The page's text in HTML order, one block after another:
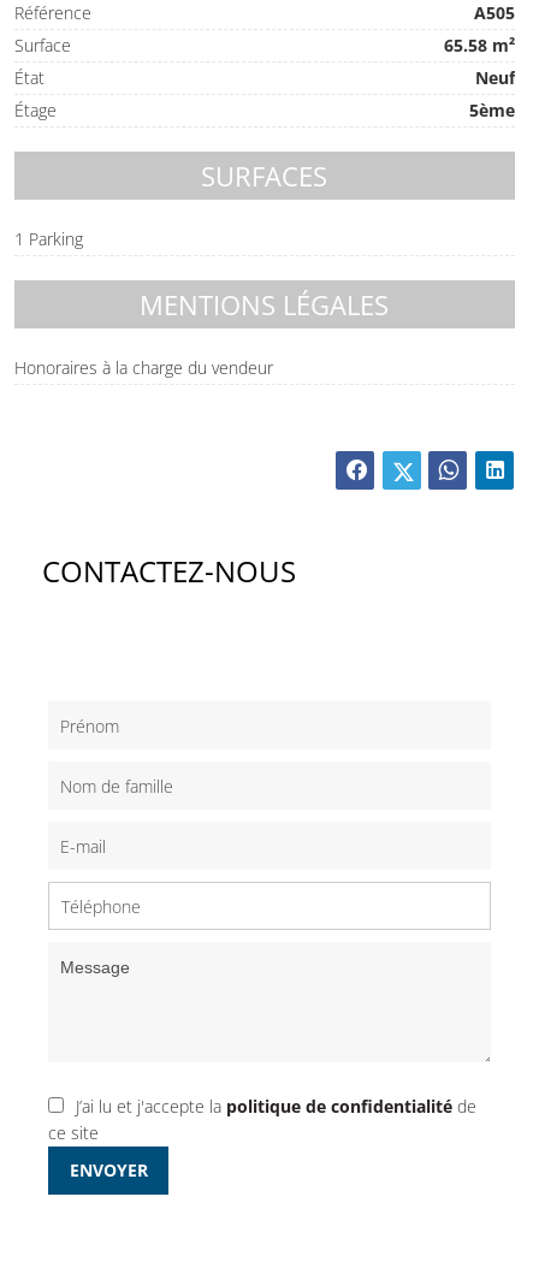
Référence
A505
Surface
65.58 m²
État
Neuf
Étage
5ème
SURFACES
1 Parking
MENTIONS LÉGALES
Honoraires à la charge du vendeur
CONTACTEZ-NOUS
J’ai lu et j'accepte la politique de confidentialité de
ce site
ENVOYER